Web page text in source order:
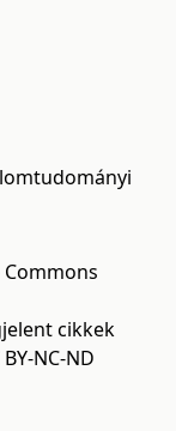
Commons
cikkek
NC-ND